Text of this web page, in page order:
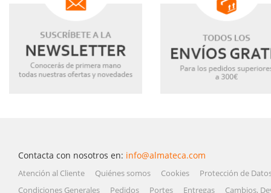
Contacta con nosotros en: info@almateca.com
Atención al Cliente Quiénes somos Cookies
Protección de
Condiciones Generales
Pedidos Portes Entregas
Cambios,